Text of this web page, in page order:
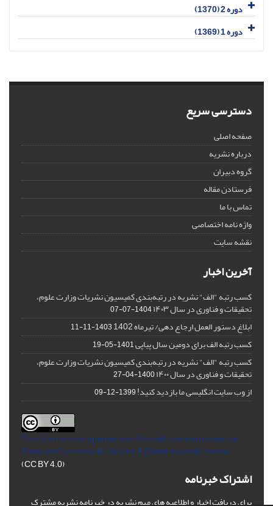
دوره 2 (1370)
دوره 1 (1369)
دسترسی سریع
صفحه اصلی
درباره نشریه
گروه دبیران
فرستادن مقاله
تماس با ما
واژه نامه اختصاصی
نقشه سایت
آخرین اخبار
کسب رتبه "الف" نشریه در رتبه‌بندی کمیسیون نشریات وزارت علوم،
تحقیقات و فناوری در سال ۱۴۰۳ 1404-07-07
ابلاغ دستور العمل ارجاع دهی/ تیرماه 1402 1403-11-11
کسب رتبه الف برای دومین سال پیاپی1401-05-19
کسب رتبه "الف" نشریه در رتبه‌بندی کمیسیون نشریات وزارت علوم،
تحقیقات و فناوری در سال ۱۴۰۰ 1400-04-27
از وب سایت انگلیسی ما بازدید کنید!1399-12-09
This Journal is an open access Journal Licensedunder the
Creative Commons Attribution 4.0 International License
(CC BY 4.0)
اشتراک خبرنامه
برای دریافت اخبار و اطلاعیه های مهم نشریه در خبرنامه نشریه مشترک